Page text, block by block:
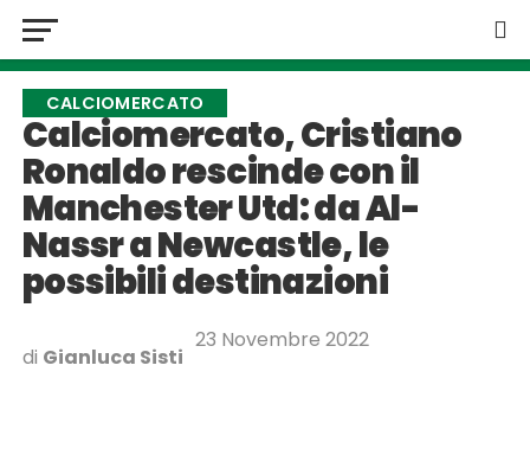
CALCIOMERCATO
Calciomercato, Cristiano
Ronaldo rescinde con il
Manchester Utd: da Al-
Nassr a Newcastle, le
possibili destinazioni
di Gianluca Sisti
23 Novembre 2022